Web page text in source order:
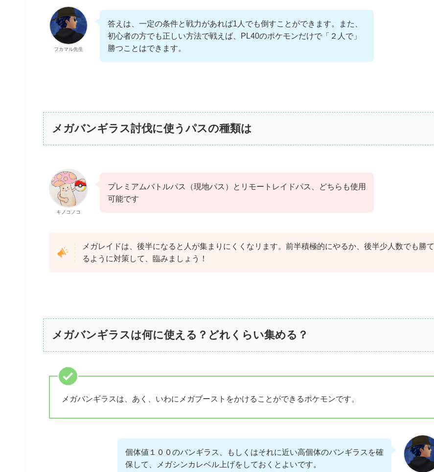
フカマル先生
答えは、一定の条件と戦力があれば1人でも倒すことができます。また、
初心者の方でも正しい方法で戦えば、PL40のポケモンだけで「２人で」
勝つことはできます。
メガバンギラス討伐に使うパスの種類は
キノコノコ
プレミアムバトルパス（現地パス）とリモートレイドパス、どちらも使用
可能です
メガレイドは、後半になると人が集まりにくくなリます。前半積極的にやるか、後半少人数でも勝て
るように対策して、臨みましょう！
メガバンギラスは何に使える？どれくらい集める？
メガバンギラスは、あく、いわにメガブーストをかけることができるポケモンです。
個体値１００のバンギラス、もしくはそれに近い高個体のバンギラスを確
保して、メガシンカレベル上げをしておくとよいです。